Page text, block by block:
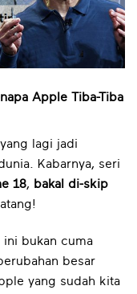
Apple Tiba-Tiba
lagi jadi
Kabarnya, seri
18, bakal di-skip
ini bukan cuma
besar
yang sudah kita